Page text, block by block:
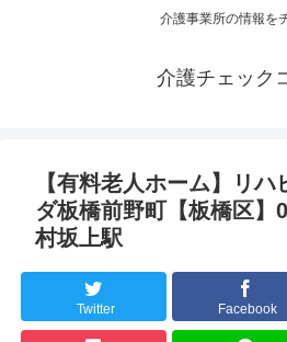
介護事業所の情報を
介護チェック
【有料老人ホーム】リ
ダ板橋前野町【板橋区
村坂上駅
Twitter Facebook